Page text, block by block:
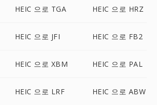
HEIC 으로 TGA HEIC 으로 HRZ
HEIC 으로 JFI HEIC 으로 FB2
HEIC 으로 XBM HEIC 으로 PAL
HEIC 으로 LRF HEIC 으로 ABW